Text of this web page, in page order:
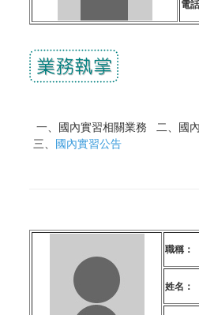
電
一、 國內實習相關業務 二 國
三 國內實習公告
職稱：
姓名：